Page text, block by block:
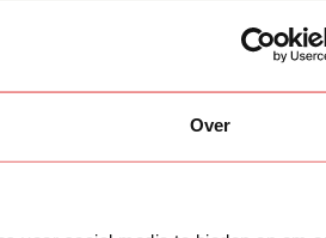
Over
lamp past met haar zwarte kleur
2 lichtpunt(en). .